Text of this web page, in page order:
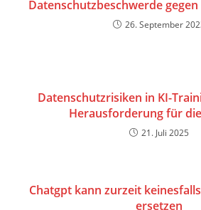
Datenschutzbeschwerde
26. September
Datenschutzrisiken in KI-
Herausforderung für
21. Juli 2025
Chatgpt kann zurzeit
ersetzen